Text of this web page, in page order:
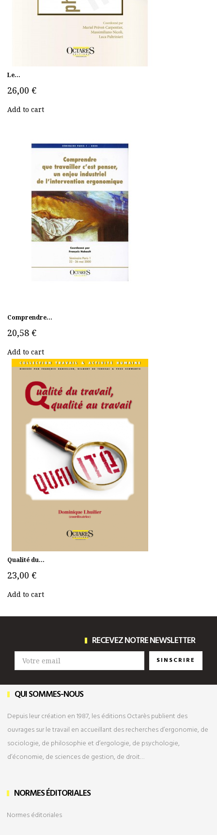
Le...
26,00 €
Add to cart
Comprendre...
20,58 €
Add to cart
Qualité du...
23,00 €
Add to cart
RECEVEZ NOTRE NEWSLETTER
SINSCRIRE
QUI SOMMES-NOUS
Depuis leur création en 1987, les éditions Octarès publient des
ouvrages sur le travail en accueillant des recherches d’ergonomie, de
sociologie, de philosophie et d’ergologie, de psychologie,
d’économie, de sciences de gestion, de droit…
NORMES ÉDITORIALES
Normes éditoriales